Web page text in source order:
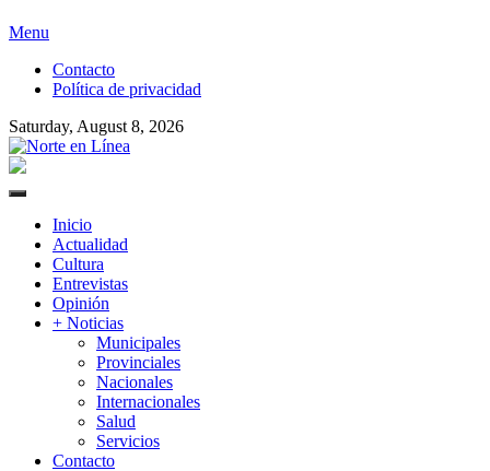
Skip
content
Menu
Contacto
Política de privacidad
Saturday, August 8, 2026
Primary
Inicio
Actualidad
Cultura
Entrevistas
Opinión
+ Noticias
Municipales
Provinciales
Nacionales
Internacionales
Salud
Servicios
Contacto